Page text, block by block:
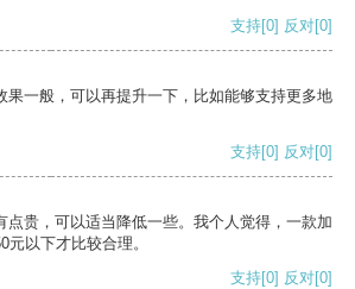
支持[0] 反对[0]
果一般，可以再提升一下，比如能够支持更多地
支持[0] 反对[0]
点贵，可以适当降低一些。我个人觉得，一款加
以下才比较合理。
支持[0] 反对[0]